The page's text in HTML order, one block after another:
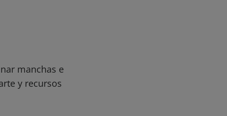
manchas e
y recursos